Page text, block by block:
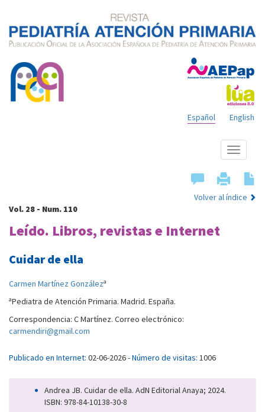
English
Español
Mostrar
menú
Volver al índice
Vol. 28 - Num. 110
Leído. Libros, revistas e Internet
Cuidar de ella
Carmen Martínez Gonzáleza
aPediatra de Atención Primaria. Madrid. España.
Correspondencia: C Martínez. Correo electrónico:
carmendiri@gmail.com
Publicado en Internet: 02-06-2026 -Número de visitas: 1006
Andrea JB. Cuidar de ella. AdN Editorial Anaya; 2024.
ISBN: 978-84-10138-30-8